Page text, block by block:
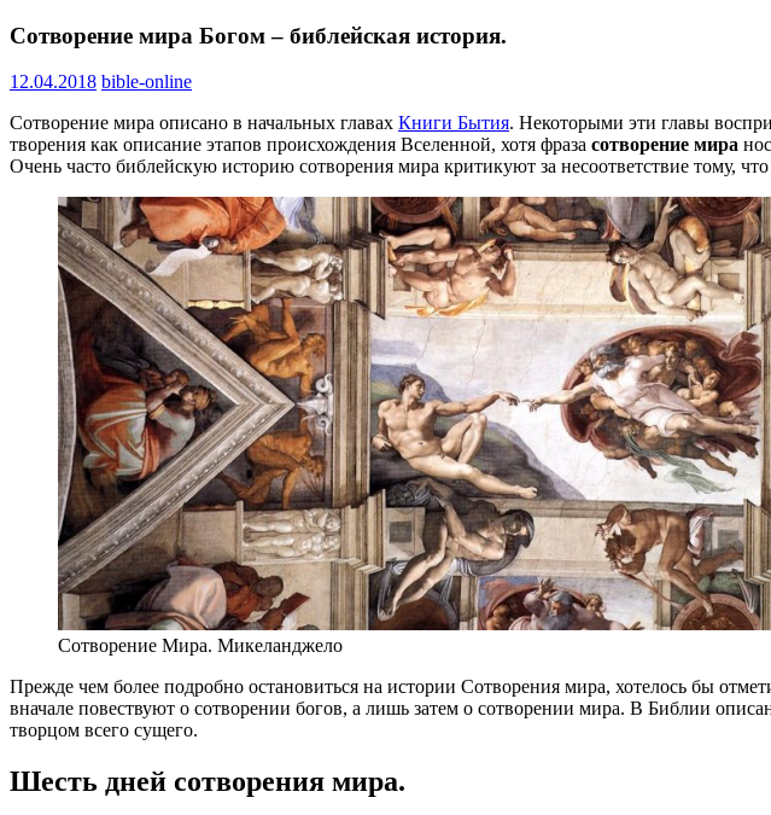
Сотворение мира Богом – библейская история.
12.04.2018 bible-online
Сотворение мира описано в начальных главах Книги Бытия. Некоторыми эти главы
творения как описание этапов происхождения Вселенной, хотя фраза сотворение мира
Очень часто библейскую историю сотворения мира критикуют за несоответствие тому,
Сотворение Мира. Микеланджело
Прежде чем более подробно остановиться на истории Сотворения мира, хотелось бы
вначале повествуют о сотворении богов, а лишь затем о сотворении мира. В Библии
творцом всего сущего.
Шесть дней сотворения мира.